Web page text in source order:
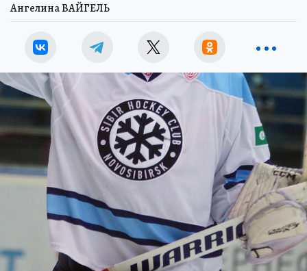
Ангелина ВАЙГЕЛЬ